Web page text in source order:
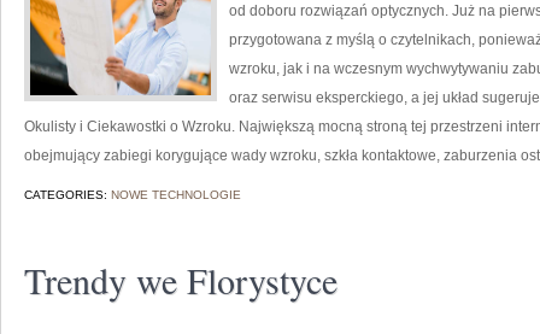
od doboru rozwiązań optycznych. Już na
przygotowana z myślą o czytelnikach,
wzroku, jak i na wczesnym wychwytywaniu
oraz serwisu eksperckiego, a jej układ
Okulisty i Ciekawostki o Wzroku. Największą mocną stroną tej przestrzeni
obejmujący zabiegi korygujące wady wzroku, szkła kontaktowe, zaburzenia
CATEGORIES: NOWE TECHNOLOGIE
Trendy we Florystyce